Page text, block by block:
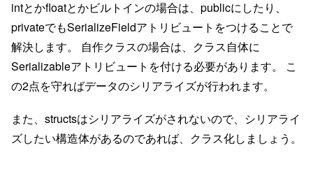
intとかfloatとかビルトインの場合は、publicにしたり、
privateでもSerializeFieldアトリビュートをつけることで
解決します。 自作クラスの場合は、クラス自体に
Serializableアトリビュートを付ける必要があります。 こ
の2点を守ればデータのシリアライズが行われます。
また、structsはシリアライズがされないので、シリアライ
ズしたい構造体があるのであれば、クラス化しましょう。